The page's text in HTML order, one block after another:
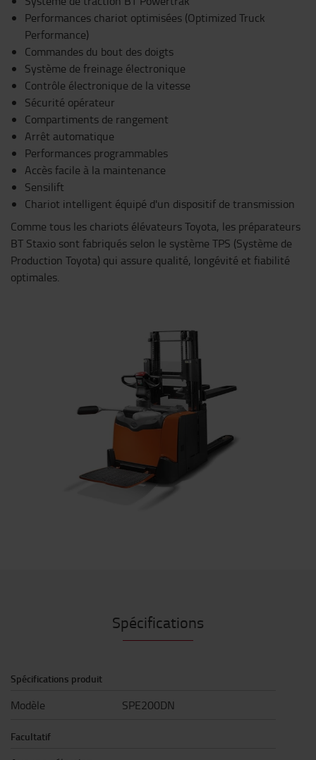
Performances chariot optimisées (Optimized Truck
Performance)
Commandes du bout des doigts
Système de freinage électronique
Contrôle électronique de la vitesse
Sécurité opérateur
Compartiments de rangement
Arrêt automatique
Performances programmables
Accès facile à la maintenance
Sensilift
Chariot intelligent équipé d'un dispositif de transmission
Comme tous les chariots élévateurs Toyota, les préparateurs
BT Staxio sont fabriqués selon le système TPS (Système de
Production Toyota) qui assure qualité, longévité et fiabilité
optimales.
Spécifications
Spécifications produit
Modèle SPE200DN
Facultatif